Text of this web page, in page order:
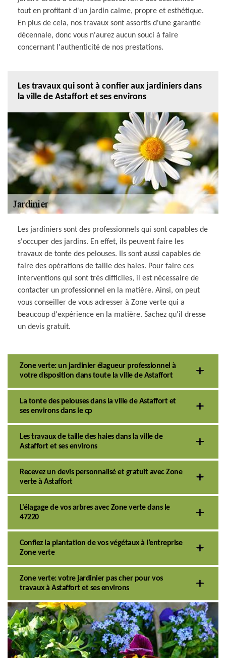
tout en profitant d'un jardin calme, propre et esthétique.
En plus de cela, nos travaux sont assortis d'une garantie
décennale, donc vous n'aurez aucun souci à faire
concernant l'authenticité de nos prestations.
Les travaux qui sont à confier aux jardiniers dans
la ville de Astaffort et ses environs
Les jardiniers sont des professionnels qui sont capables de
s'occuper des jardins. En effet, ils peuvent faire les
travaux de tonte des pelouses. Ils sont aussi capables de
faire des opérations de taille des haies. Pour faire ces
interventions qui sont très difficiles, il est nécessaire de
contacter un professionnel en la matière. Ainsi, on peut
vous conseiller de vous adresser à Zone verte qui a
beaucoup d'expérience en la matière. Sachez qu'il dresse
un devis gratuit.
Zone verte: un jardinier élagueur professionnel à
votre disposition dans toute la ville de Astaffort
La tonte des pelouses dans la ville de Astaffort et
ses environs dans le cp
Les travaux de taille des haies dans la ville de
Astaffort et ses environs
Recevez un devis personnalisé et gratuit avec Zone
verte à Astaffort
L'élagage de vos arbres avec Zone verte dans le
47220
Confiez la plantation de vos végétaux à l’entreprise
Zone verte
Zone verte: votre jardinier pas cher pour vos
travaux à Astaffort et ses environs